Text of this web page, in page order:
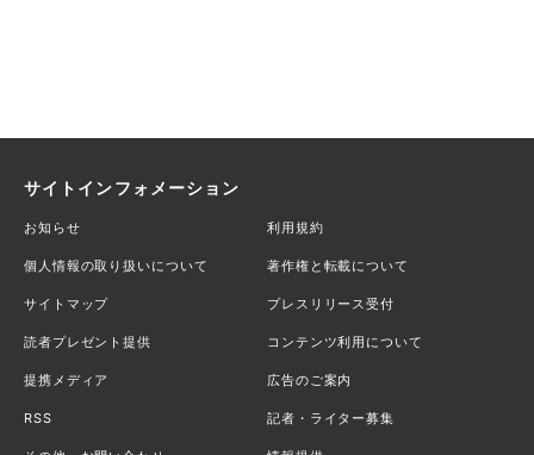
サイトインフォメーション
お知らせ 利用規約
個人情報の取り扱いについて 著作権と転載について
サイトマップ プレスリリース受付
読者プレゼント提供 コンテンツ利用について
提携メディア 広告のご案内
RSS 記者・ライター募集